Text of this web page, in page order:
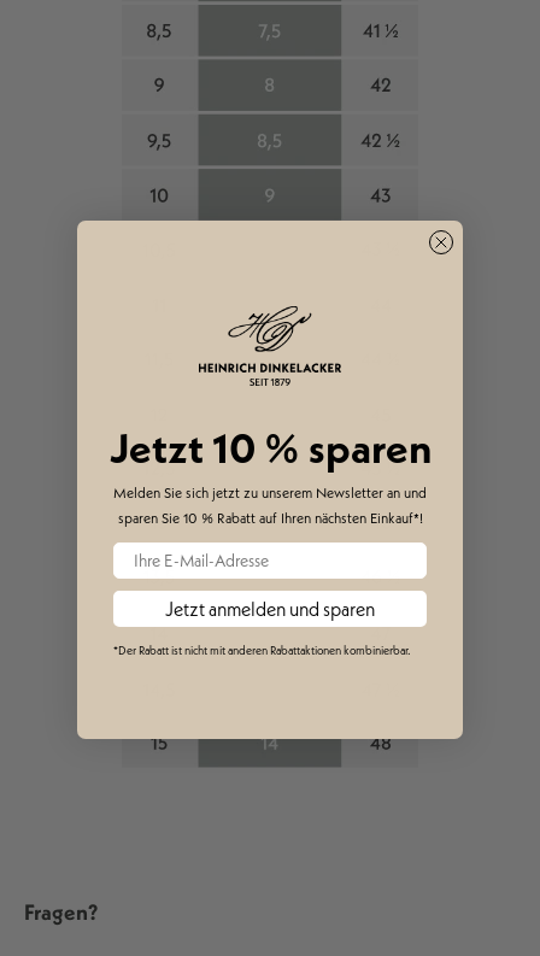
Fragen?
Jetzt 10 % sparen
Melden Sie sich jetzt zu unserem Newsletter an und
sparen Sie 10 % Rabatt auf Ihren nächsten Einkauf*!
Jetzt anmelden und sparen
*Der Rabatt ist nicht mit anderen Rabattaktionen kombinierbar.